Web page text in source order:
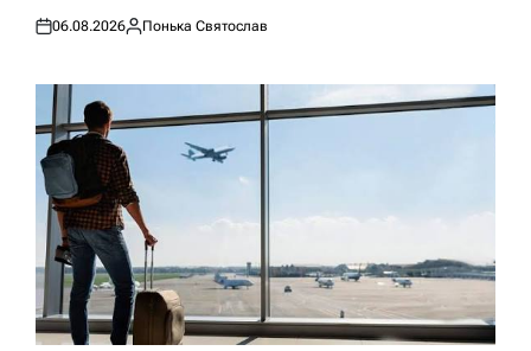
Оприлюднено
06.08.2026
Опубліковано
Понька Святослав